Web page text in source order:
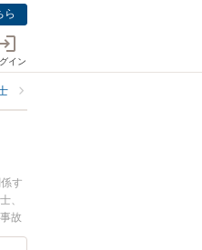
ら
イン
す
、
故
内の